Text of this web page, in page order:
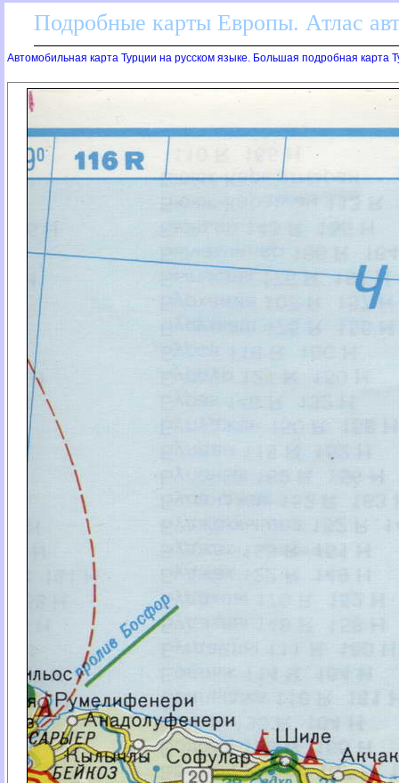
Подробные карты Европы. Атлас
Автомобильная карта Турции на русском языке. Большая подробная карта